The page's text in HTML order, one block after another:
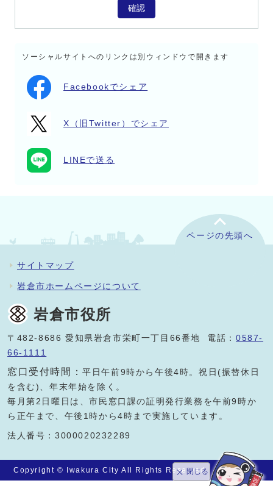
確認
ソーシャルサイトへのリンクは別ウィンドウで開きます
Facebookでシェア
X（旧Twitter）でシェア
LINEで送る
閉じる
ページの先頭へ
サイトマップ
岩倉市ホームページについて
岩倉市役所
〒482-8686 愛知県岩倉市栄町一丁目66番地 電話：0587-
66-1111
窓口受付時間：平日午前9時から午後4時。祝日(振替休日
を含む)、年末年始を除く。
毎月第2日曜日は、市民窓口課の証明発行業務を午前9時か
ら正午まで、午後1時から4時まで実施しています。
法人番号：3000020232289
Copyright © Iwakura City All Rights Reserved.